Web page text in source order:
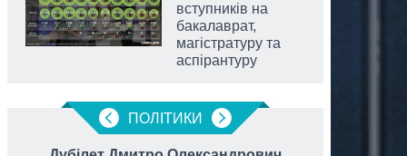
вступників на
бакалаврат,
магістратуру та
аспірантуру
ПОЛIТИКИ